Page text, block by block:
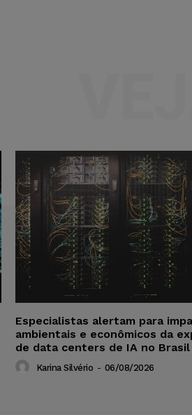
Especialistas alertam para
ambientais e econômicos da
de data centers de IA no Brasil
Karina Silvério - 06/08/2026